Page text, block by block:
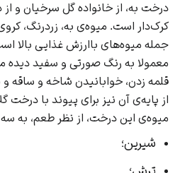
درخت به، از خانواده گل سرخیان و
کرک‌دار است. میوه‌ی به، زردرنگ،
جمله میوه‌های باارزش غذایی بالا
معمولا به رنگ صورتی و سفید دیده
قلمه زدن، خوابانیدن شاخه و ساقه و
از پایه‌ی آن نیز برای پیوند با درخت
میوه‌ی این درخت، از نظر طعم، به
شیرین؛
ترش؛